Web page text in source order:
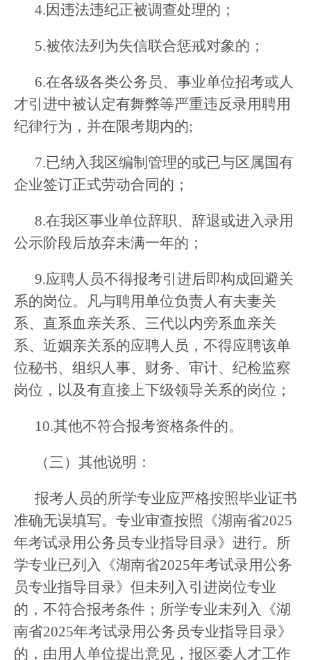
4.因违法违纪正被调查处理的；
5.被依法列为失信联合惩戒对象的；
6.在各级各类公务员、事业单位招考或人
才引进中被认定有舞弊等严重违反录用聘用
纪律行为，并在限考期内的;
7.已纳入我区编制管理的或已与区属国有
企业签订正式劳动合同的；
8.在我区事业单位辞职、辞退或进入录用
公示阶段后放弃未满一年的；
9.应聘人员不得报考引进后即构成回避关
系的岗位。凡与聘用单位负责人有夫妻关
系、直系血亲关系、三代以内旁系血亲关
系、近姻亲关系的应聘人员，不得应聘该单
位秘书、组织人事、财务、审计、纪检监察
岗位，以及有直接上下级领导关系的岗位；
10.其他不符合报考资格条件的。
（三）其他说明：
报考人员的所学专业应严格按照毕业证书
准确无误填写。专业审查按照《湖南省2025
年考试录用公务员专业指导目录》进行。所
学专业已列入《湖南省2025年考试录用公务
员专业指导目录》但未列入引进岗位专业
的，不符合报考条件；所学专业未列入《湖
南省2025年考试录用公务员专业指导目录》
的，由用人单位提出意见，报区委人才工作